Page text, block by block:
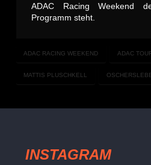
ADAC Racing Weekend
Programm steht.
ADAC RACING WEEKEND ADAC
MATTIS PLUSCHKELL
INSTAGRAM